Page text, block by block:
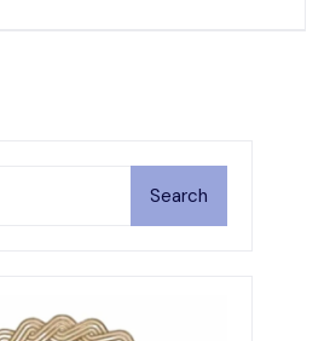
Search